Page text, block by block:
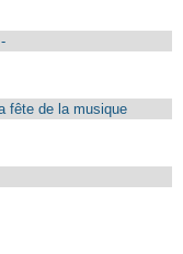
fête de la musique